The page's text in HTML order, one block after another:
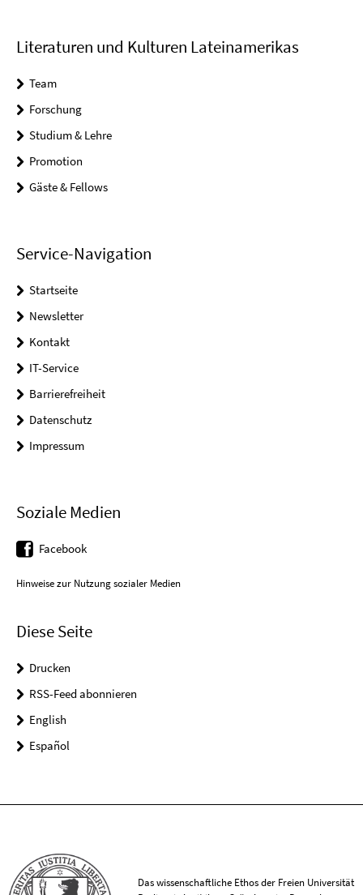
Literaturen und Kulturen Lateinamerikas
Team
Forschung
Studium & Lehre
Promotion
Gäste & Fellows
Service-Navigation
Startseite
Newsletter
Kontakt
IT-Service
Barrierefreiheit
Datenschutz
Impressum
Soziale Medien
Facebook
Hinweise zur Nutzung sozialer Medien
Diese Seite
Drucken
RSS-Feed abonnieren
English
Español
Das wissenschaftliche Ethos der Freien Universität